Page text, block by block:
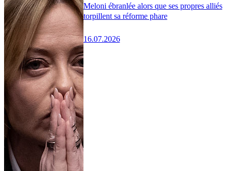
Meloni ébranlée alors que ses propres alliés
torpillent sa réforme phare
16.07.2026